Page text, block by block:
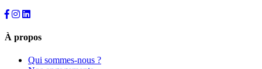
À propos
Qui sommes-nous ?